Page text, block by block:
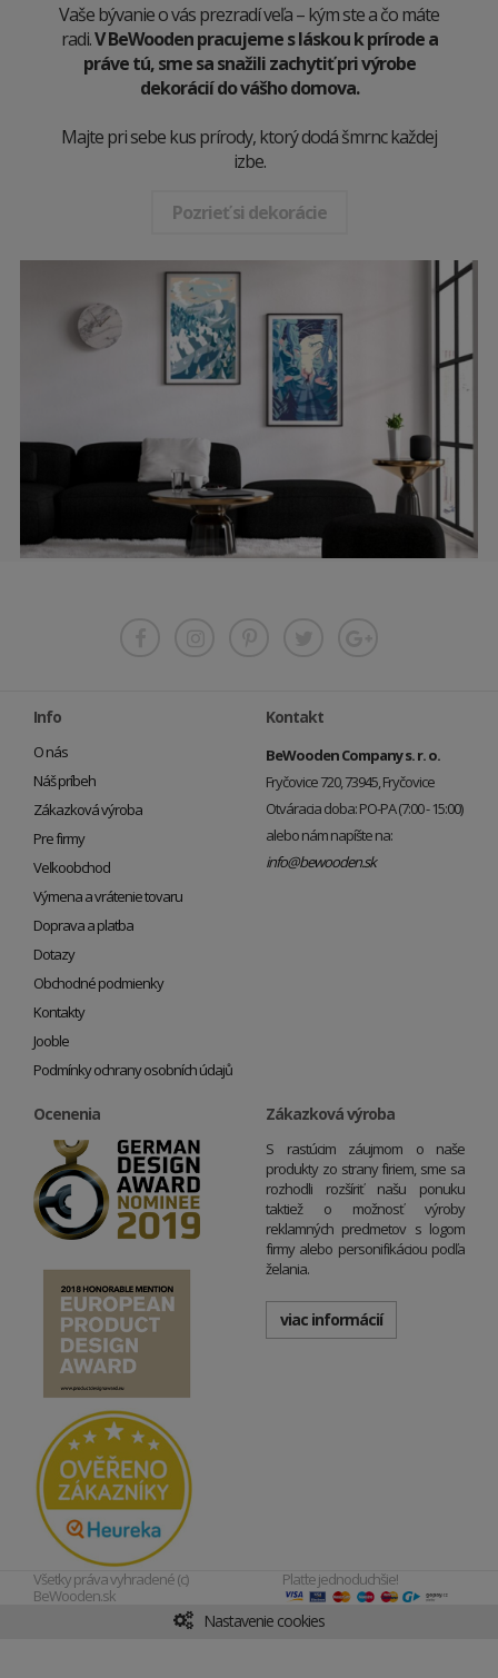
Vaše bývanie o vás prezradí veľa – kým ste a čo máte
radi.V BeWooden pracujeme s láskou k prírode a
práve tú, sme sa snažili zachytiť pri výrobe
dekorácií do vášho domova.
Majte pri sebe kus prírody, ktorý dodá šmrnc každej
izbe.
Pozrieť si dekorácie
Info
O nás
Náš príbeh
Zákazková výroba
Pre firmy
Veľkoobchod
Výmena a vrátenie tovaru
Doprava a platba
Dotazy
Obchodné podmienky
Kontakty
Jooble
Podmínky ochrany osobních údajů
Kontakt
BeWooden Company s. r. o.
Fryčovice 720, 73945, Fryčovice
Otváracia doba: PO-PA (7:00 - 15:00)
alebo nám napíšte na:
info@bewooden.sk
Ocenenia Zákazková výroba
S rastúcim záujmom o naše
produkty zo strany firiem, sme sa
rozhodli rozšíriť našu ponuku
taktiež o možnosť výroby
reklamných predmetov s logom
firmy alebo personifikáciou podľa
želania.
viac informácií
Všetky práva vyhradené (c)
BeWooden.sk
Plaťte jednoduchšie!
Nastavenie cookies